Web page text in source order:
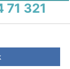
71 321